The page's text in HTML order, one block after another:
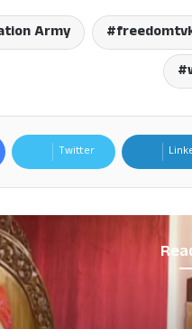
Army
Twitter